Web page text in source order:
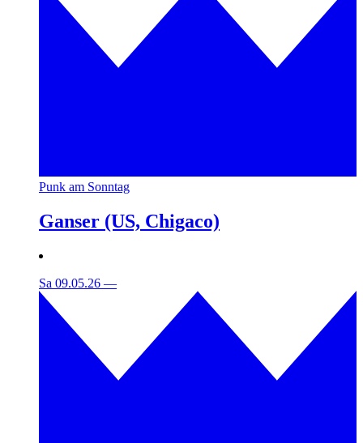
Punk am Sonntag
Ganser (US, Chigaco)
Sa 09.05.26 —